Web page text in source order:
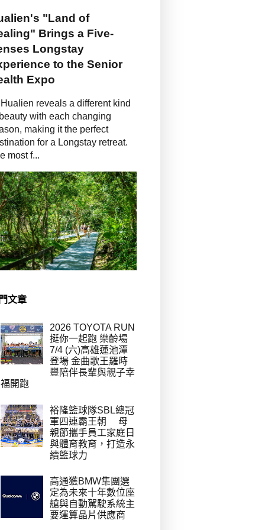
"Land of
Brings a Five-
Longstay
to the Senior
Expo
reveals a different kind
with each changing
making it the perfect
for a Longstay retreat.
most f...
文章
2026 TOYOTA RUN
挺你一起跑 樂齡場
7/4 (六)高雄蓮池潭
登場 金曲歌王羅時
豐陪伴長輩與親子幸
福開跑
裕隆籃球隊SBL總冠
軍四連霸王朝 母
親節攜手員工家庭日
與體育教育，打造永
續籃球力
高通獲BMW集團選
定為未來十年數位座
艙與自動駕駛系統主
要運算晶片供應商